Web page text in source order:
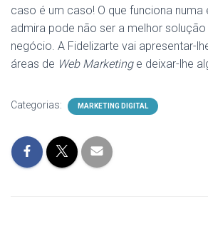
caso é um caso! O que funciona numa
admira pode não ser a melhor
negócio. A Fidelizarte vai apresentar-
áreas de Web Marketinge deixar-lhe
Categorias: MARKETING DIGITAL